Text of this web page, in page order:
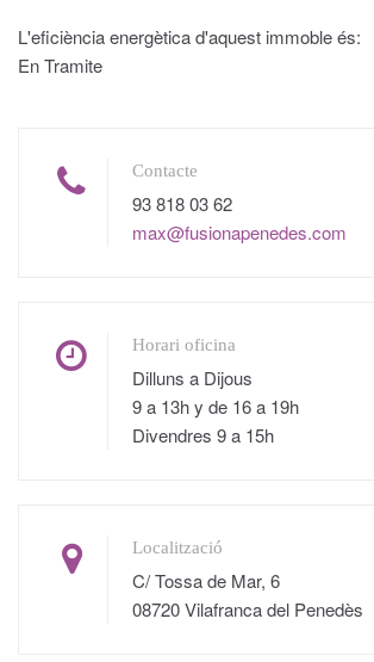
L'eficiència energètica d'aquest immoble és:
En Tramite
Contacte
93 818 03 62
max@fusionapenedes.com
Horari oficina
Dilluns a Dijous
9 a 13h y de 16 a 19h
Divendres 9 a 15h
Localització
C/ Tossa de Mar, 6
08720 Vilafranca del Penedès